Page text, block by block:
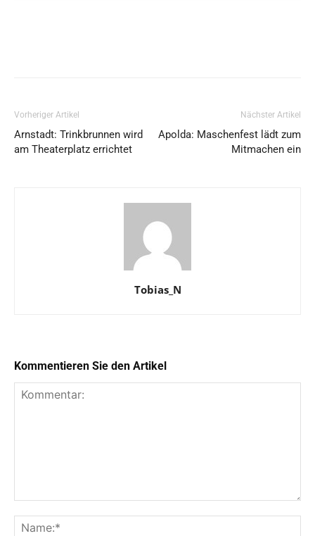
Vorheriger Artikel
Arnstadt: Trinkbrunnen wird
am Theaterplatz errichtet
Nächster Artikel
Apolda: Maschenfest lädt zum
Mitmachen ein
Tobias_N
Kommentieren Sie den Artikel